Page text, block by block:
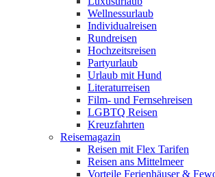
Wellnessurlaub
Individualreisen
Rundreisen
Hochzeitsreisen
Partyurlaub
Urlaub mit Hund
Literaturreisen
Film- und Fernsehreisen
LGBTQ Reisen
Kreuzfahrten
Reisemagazin
Reisen mit Flex Tarifen
Reisen ans Mittelmeer
Vorteile Ferienhäuser &